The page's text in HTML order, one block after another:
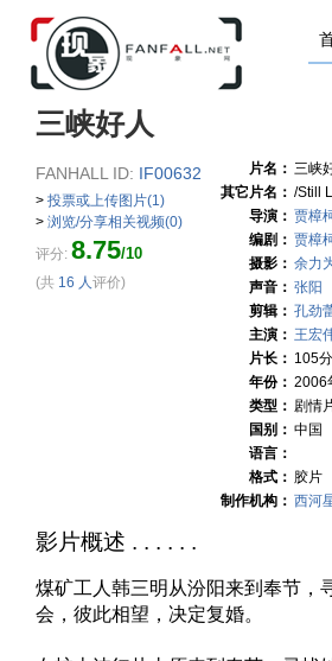
三峡好人
FANHALL ID: IF00632
> 投票或上传图片(1)
> 浏览/分享相关视频(0)
评分: 8.75/10
(共 16 人评价)
片名： 三峡
其它片名： /Still
导演： 贾樟
编剧： 贾樟
摄影： 余力
声音： 张阳
剪辑： 孔劲
主演： 王宏
片长： 105
年份： 2006
类型： 剧情
国别： 中国
语言：
格式： 胶片
制作机构： 西河
影片概述 . . . . . .
煤矿工人韩三明从汾阳来到奉节，
会，彼此相望，决定复婚。